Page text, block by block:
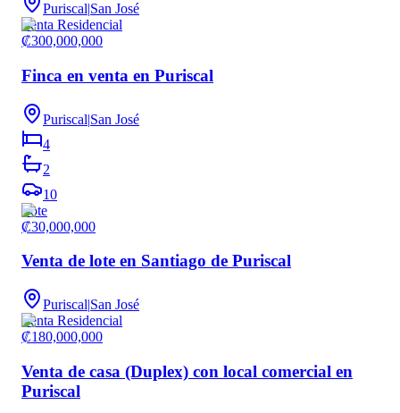
Puriscal|San José
Venta Residencial
₡300,000,000
Finca en venta en Puriscal
Puriscal|San José
4
2
10
Lote
₡30,000,000
Venta de lote en Santiago de Puriscal
Puriscal|San José
Venta Residencial
₡180,000,000
Venta de casa (Duplex) con local comercial en
Puriscal